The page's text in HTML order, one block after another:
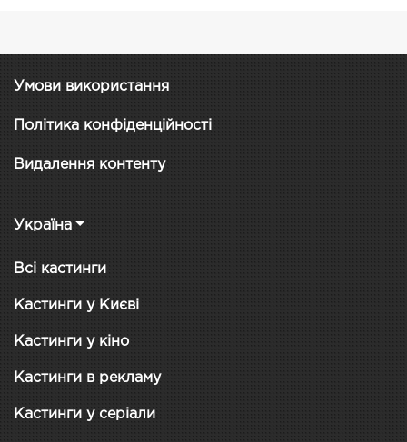
Умови використання
Політика конфіденційності
Видалення контенту
Україна
Всі кастинги
Кастинги у Києві
Кастинги у кіно
Кастинги в рекламу
Кастинги у серіали